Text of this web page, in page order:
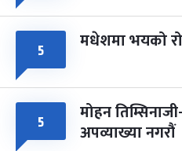
५ मधेशमा भयको
५ मोहन
अपव्याख्या नगरौं